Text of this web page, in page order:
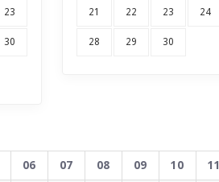
23
30
21 22 23 24
28 29 30
06 07 08 09 10 11